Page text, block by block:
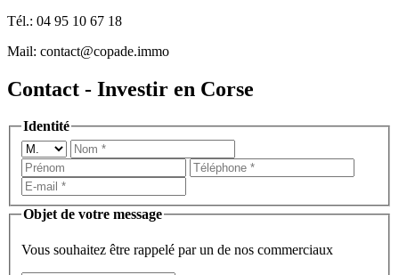
Tél.: 04 95 10 67 18
Mail: contact@copade.immo
Contact - Investir en Corse
Identité
Objet de votre message
Vous souhaitez être rappelé par un de nos commerciaux